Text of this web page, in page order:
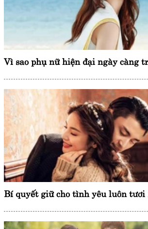
Vì sao phụ nữ hiện đại ngày càng
Bí quyết giữ cho tình yêu luôn tươi